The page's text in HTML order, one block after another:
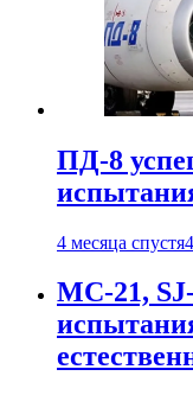
ПД-8
4 месяца спустя
МС-21,